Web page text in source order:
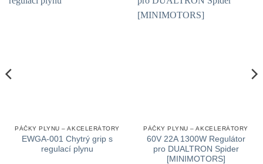
PÁČKY PLYNU – AKCELERÁTORY
EWGA-001 Chytrý grip s
regulací plynu
PÁČKY PLYNU – AKCELERÁTORY
60V 22A 1300W Regulátor
pro DUALTRON Spider
[MINIMOTORS]